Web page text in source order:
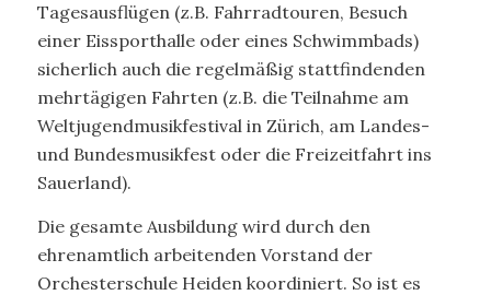
Tagesausflügen (z.B. Fahrradtouren, Besuch
einer Eissporthalle oder eines Schwimmbads)
sicherlich auch die regelmäßig stattfindenden
mehrtägigen Fahrten (z.B. die Teilnahme am
Weltjugendmusikfestival in Zürich, am Landes-
und Bundesmusikfest oder die Freizeitfahrt ins
Sauerland).
Die gesamte Ausbildung wird durch den
ehrenamtlich arbeitenden Vorstand der
Orchesterschule Heiden koordiniert. So ist es